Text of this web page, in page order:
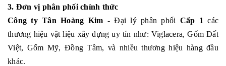
3. Đơn vị phân phối chính thức
Công ty Tân Hoàng Kim - Đại lý phân phối Cấp 1 các
thương hiệu vật liệu xây dựng uy tín như: Viglacera, Gốm Đất
Việt, Gốm Mỹ, Đồng Tâm, và nhiều thương hiệu hàng đầu
khác.